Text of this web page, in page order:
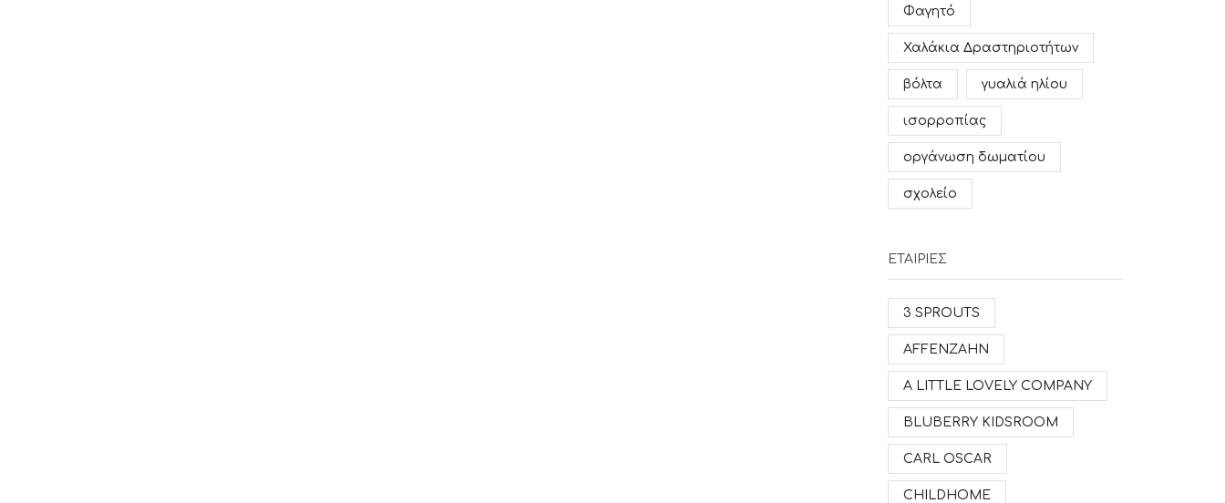
Φαγητό
Χαλάκια Δραστηριοτήτων
βόλτα γυαλιά ηλίου
ισορροπίας
οργάνωση δωματίου
σχολείο
ΕΤΑΙΡΙΕΣ
3 SPROUTS
AFFENZAHN
A LITTLE LOVELY COMPANY
BLUBERRY KIDSROOM
CARL OSCAR
CHILDHOME